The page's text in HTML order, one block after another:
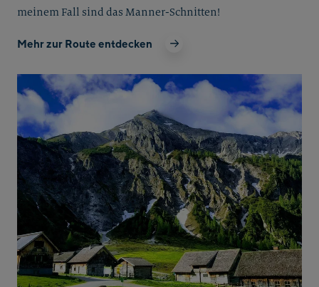
meinem Fall sind das Manner-Schnitten!
Mehr zur Route entdecken